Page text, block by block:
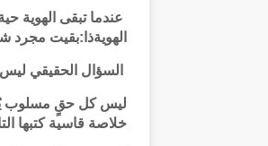
عندما تبقى الهوية
الهويةذا:بقيت مجرد
السؤال الحقيقي
ليس كل حقٍ مسلوب
خلاصة قاسية كتبها